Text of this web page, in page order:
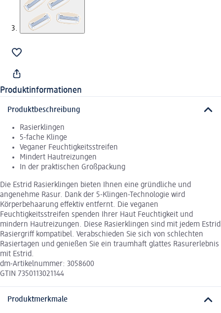
Produktinformationen
Produktbeschreibung
Rasierklingen
5-fache Klinge
Veganer Feuchtigkeitsstreifen
Mindert Hautreizungen
In der praktischen Großpackung
Die Estrid Rasierklingen bieten Ihnen eine gründliche und
angenehme Rasur. Dank der 5-Klingen-Technologie wird
Körperbehaarung effektiv entfernt. Die veganen
Feuchtigkeitsstreifen spenden Ihrer Haut Feuchtigkeit und
mindern Hautreizungen. Diese Rasierklingen sind mit jedem Estrid
Rasiergriff kompatibel. Verabschieden Sie sich von schlechten
Rasiertagen und genießen Sie ein traumhaft glattes Rasurerlebnis
mit Estrid.
dm-Artikelnummer: 3058600
GTIN 7350113021144
Produktmerkmale